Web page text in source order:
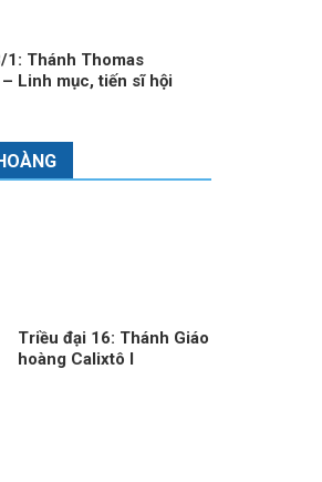
1: Thánh Thomas
– Linh mục, tiến sĩ hội
Triều đại 16: Thánh Giáo
hoàng Calixtô I